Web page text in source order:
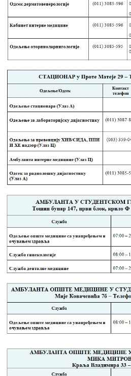
РАДА
Показатељи
Задовољство
запослених
Задовољство
корисника
Акредитација
Завода
Приговори
пацијената
УСЛУГЕ
ПИТАЊА И
ОДГОВОРИ
Заштита
права
Права и
дужности
пацијената
инвалидитетом